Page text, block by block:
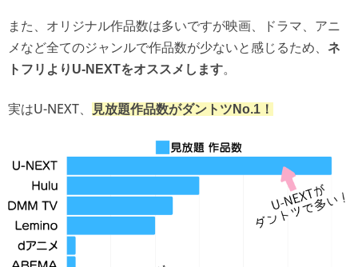
また、オリジナル作品数は多いですが映画、ドラマ、アニ
メなど全てのジャンルで作品数が少ないと感じるため、
ネ
トフリよりU-NEXTをオススメします。
実はU-NEXT、 見放題作品数がダントツNo.1！